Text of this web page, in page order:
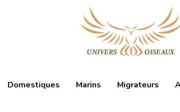
Domestiques Marins Migrateurs